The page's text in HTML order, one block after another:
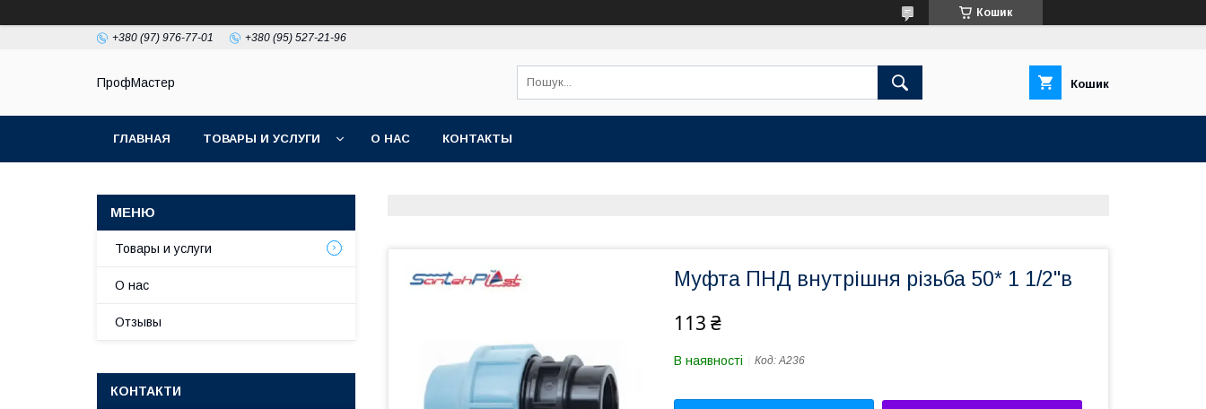
Кошик
+380 (97) 976-77-01 +380 (95) 527-21-96
ПрофМастер Кошик
ГЛАВНАЯ ТОВАРЫ И УСЛУГИ О НАС КОНТАКТЫ
Муфта ПНД внутрішня різьба 50* 1 1/2"в
113 ₴
В наявності Код:A236
Товары и услуги
О нас
Отзывы
КОНТАКТИ